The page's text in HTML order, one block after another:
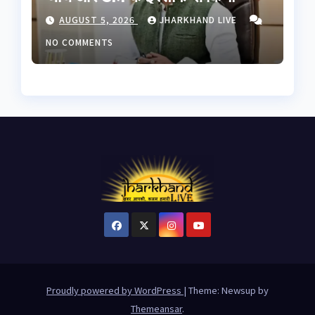
इनकार, छात्रों से बातचीत को बनेगी
हाई लेवल कमेटी
AUGUST 5, 2026
JHARKHAND LIVE
NO COMMENTS
Proudly powered by WordPress | Theme: Newsup by
Themeansar.